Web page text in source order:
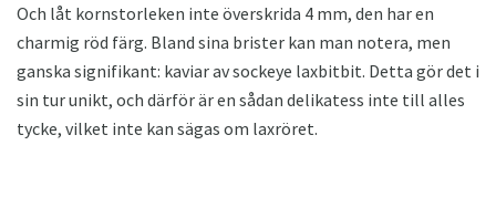
Och låt kornstorleken inte överskrida 4 mm, den har en
charmig röd färg. Bland sina brister kan man notera, men
ganska signifikant: kaviar av sockeye laxbitbit. Detta gör det i
sin tur unikt, och därför är en sådan delikatess inte till alles
tycke, vilket inte kan sägas om laxröret.